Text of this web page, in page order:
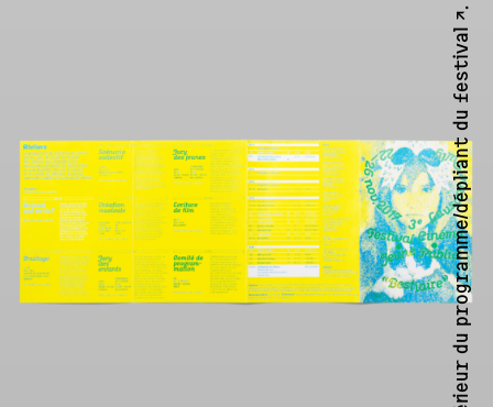
Intérieur du programme/dépliant du
festival ↗
.